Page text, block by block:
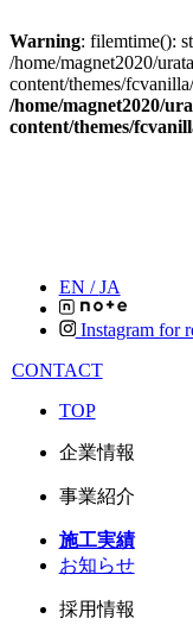
Warning: filemtime():
/home/magnet2020/
content/themes/
/home/magnet2020/
content/themes/
EN /JA
Instagram for
CONTACT
TOP
企業情報
事業紹介
施工実績
お知らせ
採用情報